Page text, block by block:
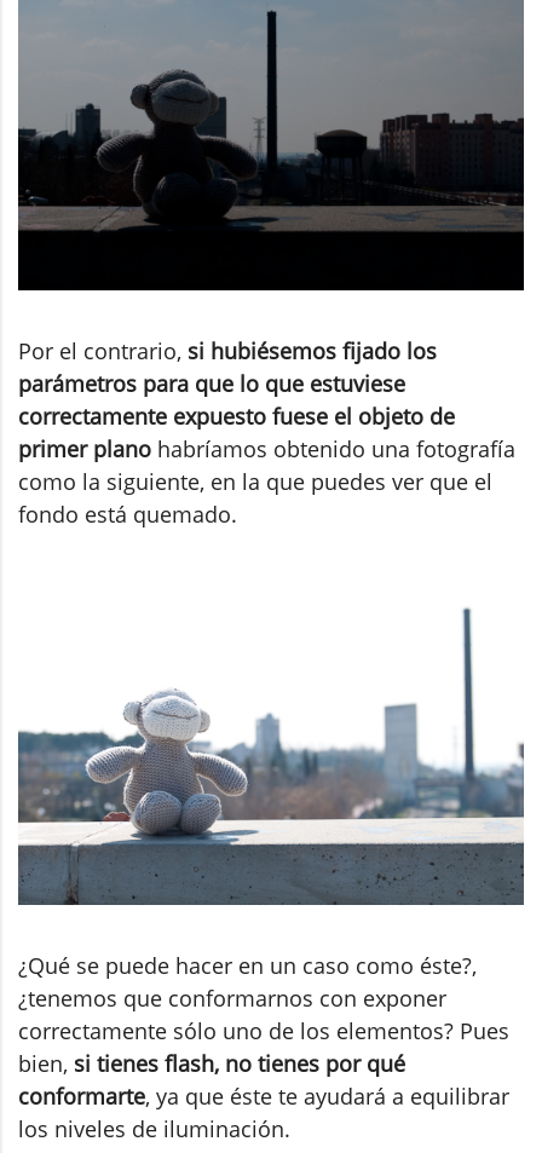
Por el contrario, si hubiésemos fijado los
parámetros para que lo que estuviese
correctamente expuesto fuese el objeto de
primer plano habríamos obtenido una fotografía
como la siguiente, en la que puedes ver que el
fondo está quemado.
¿Qué se puede hacer en un caso como éste?,
¿tenemos que conformarnos con exponer
correctamente sólo uno de los elementos? Pues
bien, si tienes flash, no tienes por qué
conformarte, ya que éste te ayudará a equilibrar
los niveles de iluminación.